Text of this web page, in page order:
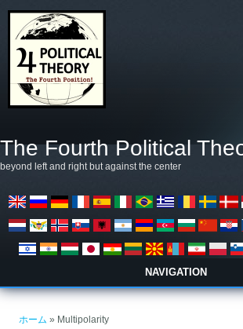
The Fourth Political
beyond left and right but against the center
NAVIGATION
ホーム » Multipolarity